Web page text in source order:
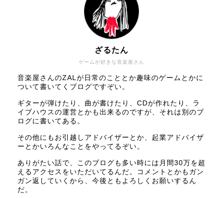
ゲームが好きな音楽屋さん
ざるたん
音楽屋さんのZALが日常のこととか趣味のゲームとかに
ついて書いてくブログですぞい。
ギターが弾けたり、曲が書けたり、CDが作れたり、ラ
イブハウスの運営とかも出来るのですが、それは別のブ
ログに書いてある。
その他にもお引越しアドバイザーとか、起業アドバイザ
ーとかいろんなことをやってるぞい。
ありがたい話で、このブログも多い時には月間30万を超
えるアクセスをいただいてるんだ。コメントとかもガン
ガン返していくから、今後ともよろしくお願いするん
だ。